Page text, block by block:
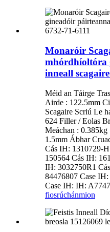
Monaróir
mhórdhíoltóra
inneall
Méid an Táirge
Airde : 122.5mm
Scagaire Scriú Le
624 Filler / Eolas
Meáchan :
1.5mm Ábhar
Cás IH: 1310729-
150564 Cás IH:
IH: 3032750R1
84476807 Case
Case IH: IH:
fiosrúchánmion